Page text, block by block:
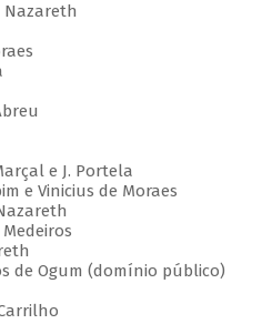
Nazareth
e J. Portela
e Vinicius de Moraes
de Ogum (domínio público)